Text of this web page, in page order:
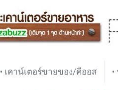
• เคาน์เตอร์ขายของ/คีออส